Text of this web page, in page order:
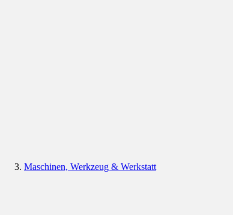
Maschinen, Werkzeug & Werkstatt